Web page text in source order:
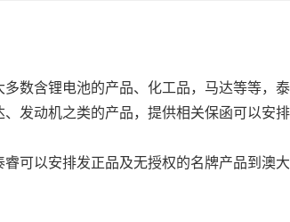
数含锂电池的产品、化工品，马达等等，泰
发动机之类的产品，提供相关保函可以安
可以安排发正品及无授权的名牌产品到澳大